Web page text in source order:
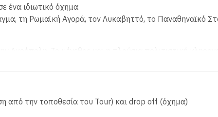
ένα ιδιωτικό όχημα
τη Ρωμαϊκή Αγορά, τον Λυκαβηττό, το Παναθηναϊκό
από την τοποθεσία του Tour) και drop off (όχημα)